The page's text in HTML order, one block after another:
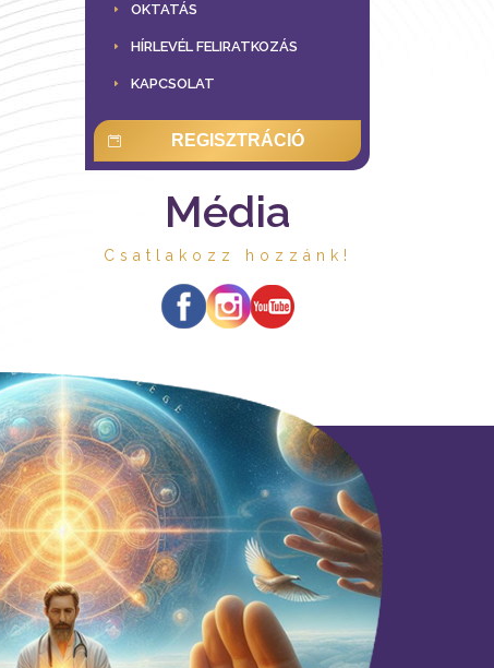
OKTATÁS
HÍRLEVÉL FELIRATKOZÁS
KAPCSOLAT
REGISZTRÁCIÓ
Média
Csatlakozz hozzánk!